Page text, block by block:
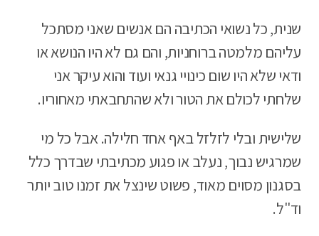
שנית, כל נשואי הכתיבה הם אנשים שאני מסתכל
עליהם מלמטה ברוחניות, והם גם לא היו הנושא או
ודאי שלא היו שום כינויי גנאי ועוד והוא עיקר אני
שלחתי לכולם את הטור ולא שהתחבאתי מאחוריו.
שלישית ובלי לזלזל באף אחד חלילה. אבל כל מי
שמרגיש נבוך, נעלב או פגוע מכתיבתי שבדרך כלל
בסגנון מסוים מאוד, פשוט שינצל את זמנו טוב יותר
וד"ל.